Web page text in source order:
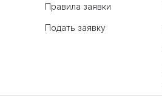
Правила заявки
Подать заявку